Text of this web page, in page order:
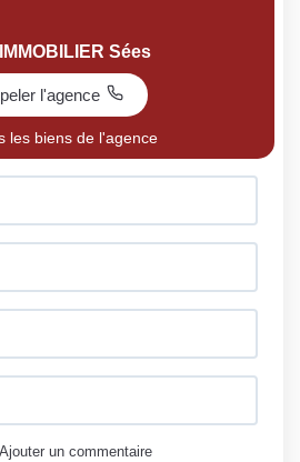
Sées
l'agence
les biens de l'agence
Ajouter un commentaire